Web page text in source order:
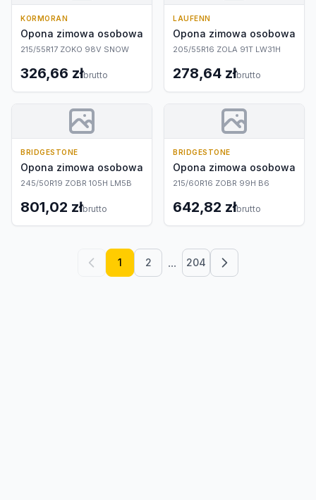
KORMORAN
Opona zimowa osobowa
215/55R17 ZOKO 98V SNOW
326,66 złbrutto
LAUFENN
Opona zimowa osobowa
205/55R16 ZOLA 91T LW31H
278,64 złbrutto
BRIDGESTONE
Opona zimowa osobowa
245/50R19 ZOBR 105H LM5B
801,02 złbrutto
BRIDGESTONE
Opona zimowa osobowa
215/60R16 ZOBR 99H B6
642,82 złbrutto
1 2 ... 204